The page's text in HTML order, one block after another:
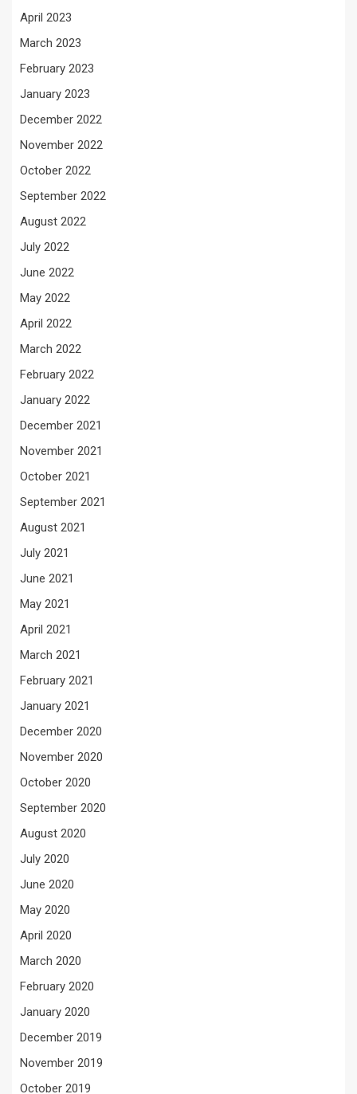
April 2023
March 2023
February 2023
January 2023
December 2022
November 2022
October 2022
September 2022
August 2022
July 2022
June 2022
May 2022
April 2022
March 2022
February 2022
January 2022
December 2021
November 2021
October 2021
September 2021
August 2021
July 2021
June 2021
May 2021
April 2021
March 2021
February 2021
January 2021
December 2020
November 2020
October 2020
September 2020
August 2020
July 2020
June 2020
May 2020
April 2020
March 2020
February 2020
January 2020
December 2019
November 2019
October 2019